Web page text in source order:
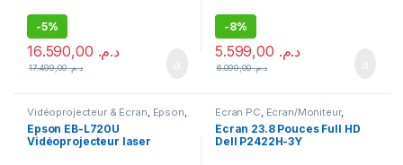
-5%
د.م.
د.م.17.499,00
-8%
د.م.
د.م.6.099,00
Vidéoprojecteur & Écran Epson
Image & son Vidéoprojecteur
Epson EB-L720U
Vidéoprojecteur laser
Écran PC Écran/Moniteur,
Image & son Meilleures ventes
Écran 23.8 Pouces Full HD
Dell P2422H-3Y